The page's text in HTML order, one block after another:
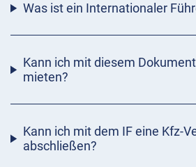
Was ist ein Internationaler
Kann ich mit diesem
mieten?
Kann ich mit dem IF eine Kfz-
abschließen?